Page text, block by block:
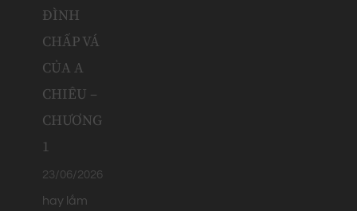
ĐÌNH
CHẤP VÁ
CỦA A
CHIÊU –
CHƯƠNG
1
23/06/2026
hay lắm